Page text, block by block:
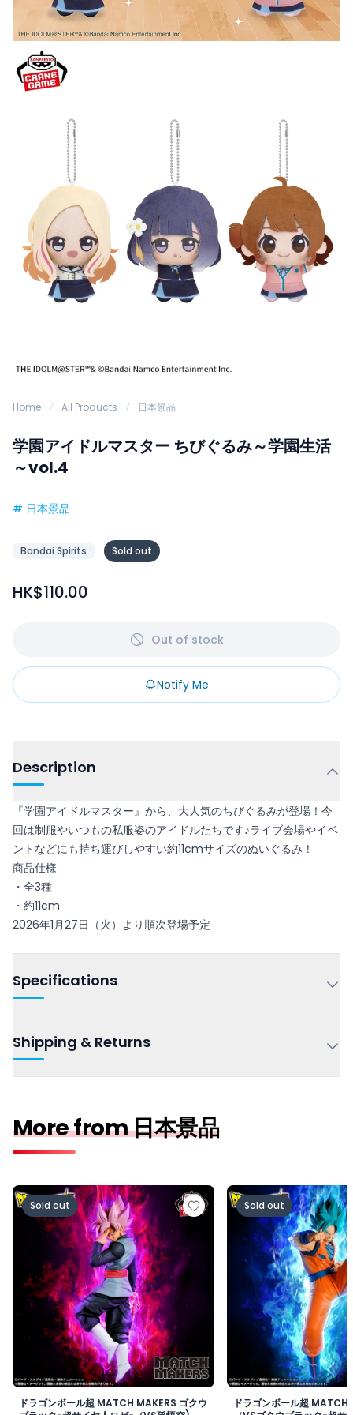
Home All Products 日本景品
学園アイドルマスター ちびぐるみ～学園生活
～vol.4
# 日本景品
Bandai Spirits Sold out
HK$110.00
Out of stock
Notify Me
Description
『学園アイドルマスター』から、大人気のちびぐるみが登場！今
回は制服やいつもの私服姿のアイドルたちです♪ライブ会場やイベ
ントなどにも持ち運びしやすい約11cmサイズのぬいぐるみ！
商品仕様
・全3種
・約11cm
2026年1月27日（火）より順次登場予定
Specifications
Shipping & Returns
More from 日本景品
ドラゴンボール超 MATCH MAKERS ゴクウブラック-超サ
Sold out
ドラゴンボール超 MATCH MAKERS ゴクウ
ドラゴンボール超
Sold out
ドラゴンボール超 MATCH